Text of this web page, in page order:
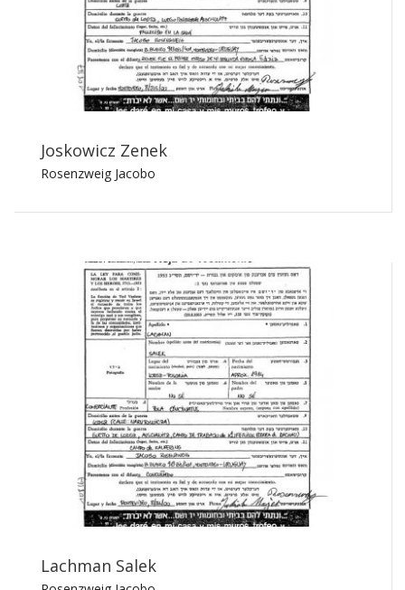
Joskowicz Zenek
Rosenzweig Jacobo
Lachman Salek